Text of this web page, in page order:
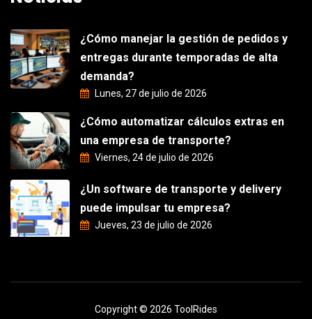
¿Cómo manejar la gestión de pedidos y
entregas durante temporadas de alta
demanda?
Lunes, 27 de julio de 2026
¿Cómo automatizar cálculos extras en
una empresa de transporte?
Viernes, 24 de julio de 2026
¿Un software de transporte y delivery
puede impulsar tu empresa?
Jueves, 23 de julio de 2026
Copyright © 2026 ToolRides